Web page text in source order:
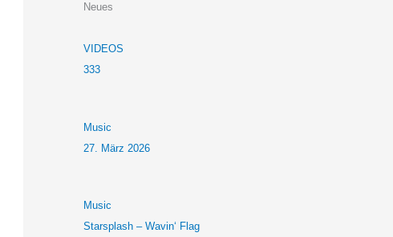
Neues
VIDEOS
333
Music
27. März 2026
Music
Starsplash – Wavin‘ Flag